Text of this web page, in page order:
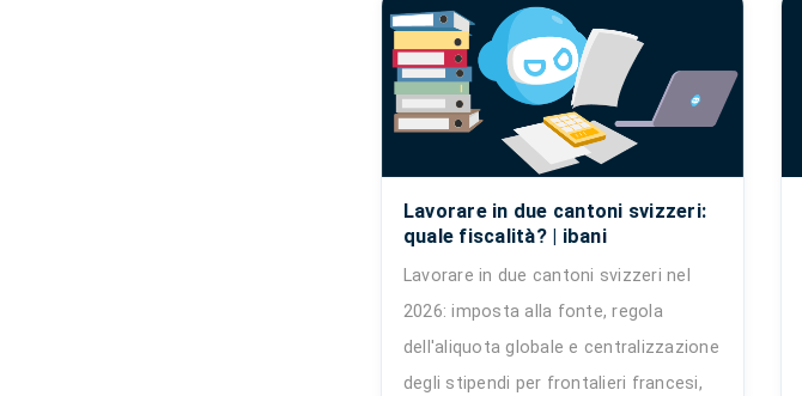
Lavorare in due cantoni svizzeri:
quale fiscalità? | ibani
Lavorare in due cantoni svizzeri nel
2026: imposta alla fonte, regola
dell'aliquota globale e centralizzazione
degli stipendi per frontalieri francesi,